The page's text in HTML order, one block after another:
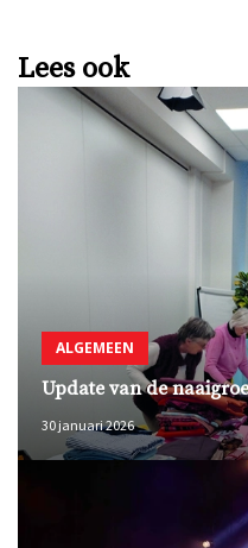
Lees ook
ALGEMEEN
Update van de
30 januari 2026